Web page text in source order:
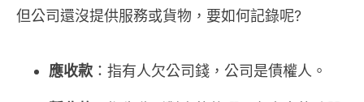
但公司還沒提供服務或貨物，要如何記錄呢?
應收款 ：指有人欠公司錢，公司是債權人。